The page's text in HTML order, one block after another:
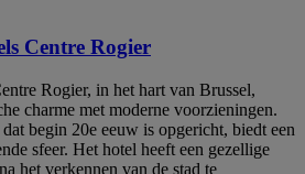
Centre Rogier
Rogier, in het hart van Brussel,
charme met moderne voorzieningen.
begin 20e eeuw is opgericht, biedt een
sfeer. Het hotel heeft een gezellige
het verkennen van de stad te